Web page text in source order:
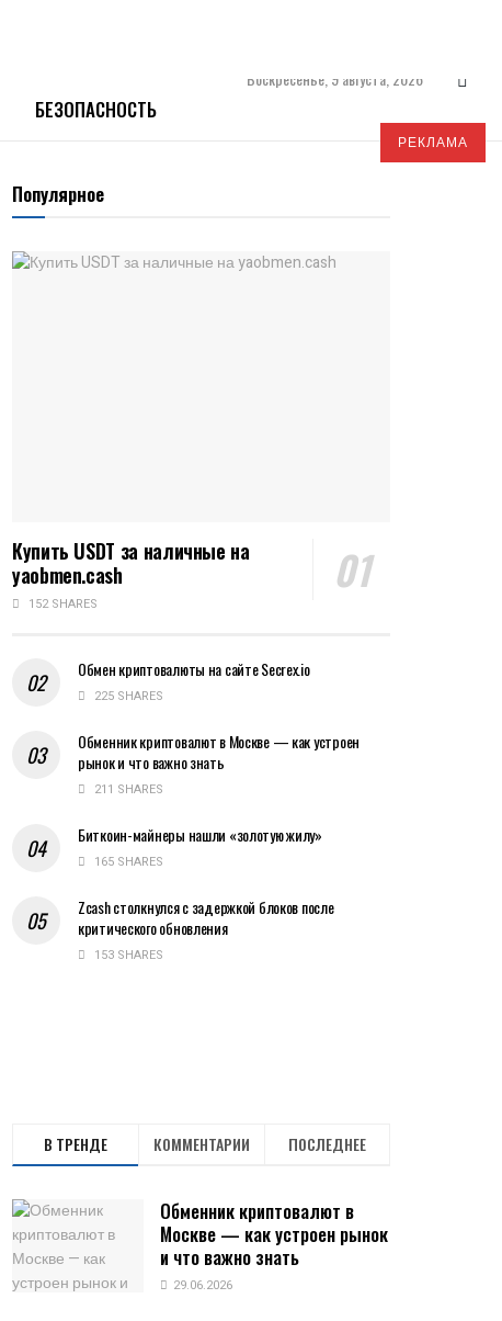
БЕЗОПАСНОСТЬ
Воскресенье, 9 августа, 2026
РЕКЛАМА
Популярное
Купить USDT за наличные на
yaobmen.cash
152 SHARES
Обмен криптовалюты на сайте Secrex.io
225 SHARES
Обменник криптовалют в Москве — как устроен
рынок и что важно знать
211 SHARES
Биткоин-майнеры нашли «золотую жилу»
165 SHARES
Zcash столкнулся с задержкой блоков после
критического обновления
153 SHARES
В ТРЕНДЕ КОММЕНТАРИИ ПОСЛЕДНЕЕ
Обменник криптовалют в
Москве — как устроен рынок
и что важно знать
29.06.2026